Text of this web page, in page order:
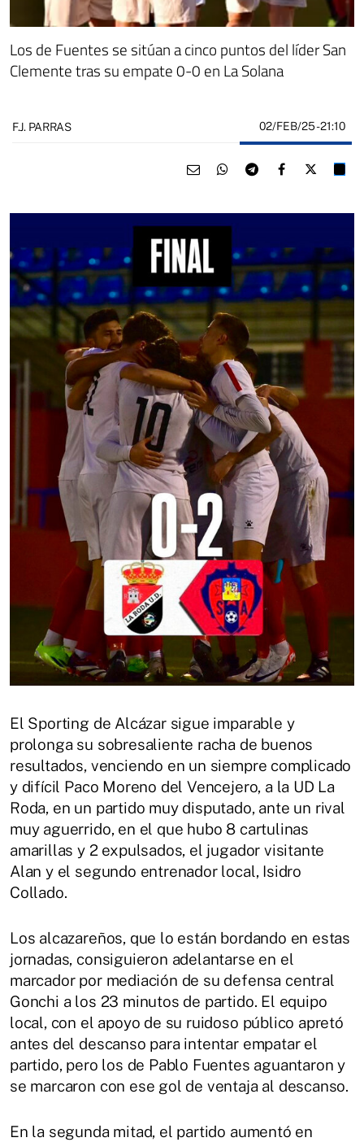
Los de Fuentes se sitúan a cinco puntos del líder San
Clemente tras su empate 0-0 en La Solana
F.J. PARRAS 02/FEB/25- 21:10
El Sporting de Alcázar sigue imparable y
prolonga su sobresaliente racha de buenos
resultados, venciendo en un siempre complicado
y difícil Paco Moreno del Vencejero, a la UD La
Roda, en un partido muy disputado, ante un rival
muy aguerrido, en el que hubo 8 cartulinas
amarillas y 2 expulsados, el jugador visitante
Alan y el segundo entrenador local, Isidro
Collado.
Los alcazareños, que lo están bordando en estas
jornadas, consiguieron adelantarse en el
marcador por mediación de su defensa central
Gonchi a los 23 minutos de partido. El equipo
local, con el apoyo de su ruidoso público apretó
antes del descanso para intentar empatar el
partido, pero los de Pablo Fuentes aguantaron y
se marcaron con ese gol de ventaja al descanso.
En la segunda mitad, el partido aumentó en